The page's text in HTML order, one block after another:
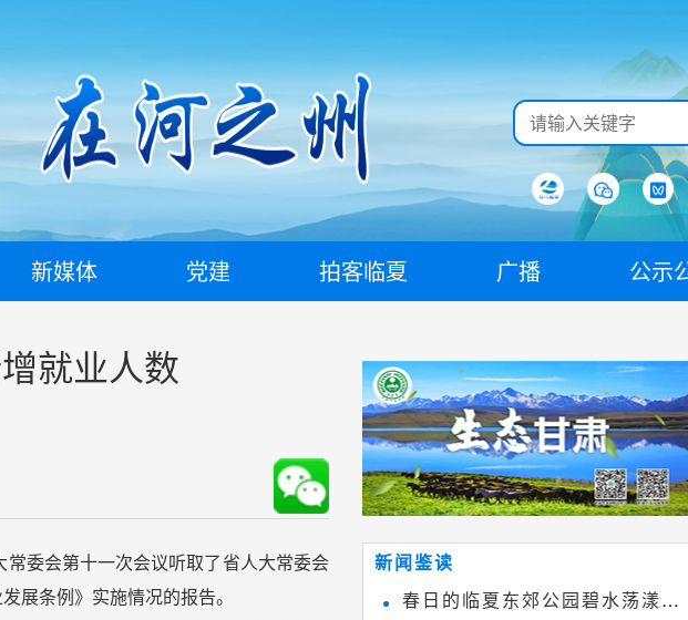
新媒体 党建 拍客临夏 广播 公示
就业人数
常委会第十一次会议听取了省人大常委会
展条例》实施情况的报告。
新闻鉴读
春日的临夏东郊公园碧水荡漾、